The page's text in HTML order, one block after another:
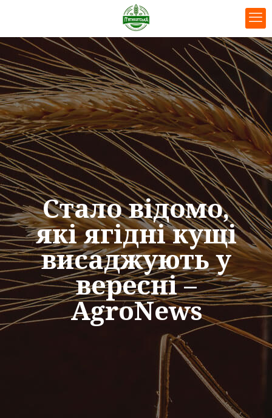
Стало відомо,
які ягідні кущі
висаджують у
вересні –
AgroNews